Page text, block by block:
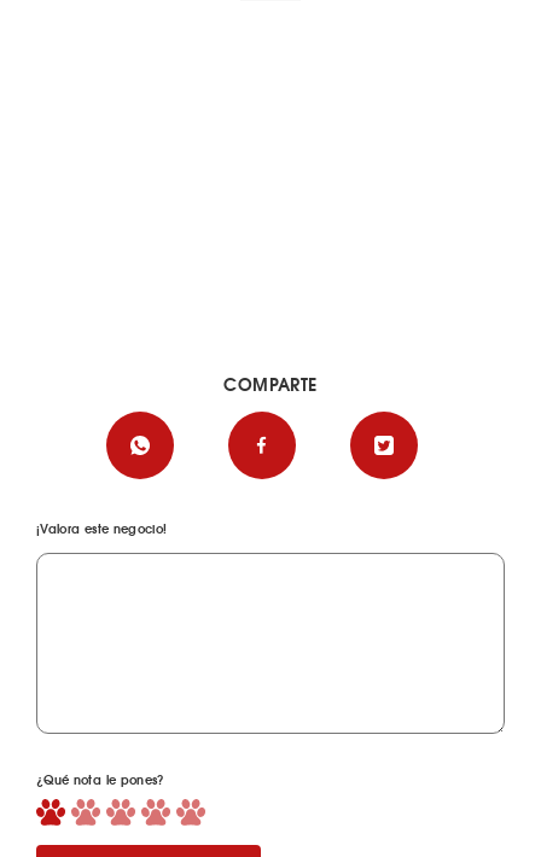
¡Valora este negocio!
¿Qué nota le pones?
COMPARTE